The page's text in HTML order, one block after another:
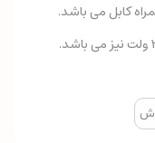
کابل می باشد.